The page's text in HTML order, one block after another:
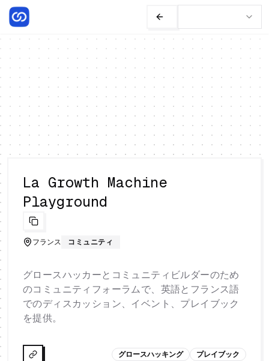
La Growth Machine
Playground
フランス コミュニティ
グロースハッカーとコミュニティビルダーのため
のコミュニティフォーラムで、英語とフランス語
でのディスカッション、イベント、プレイブック
を提供。
グロースハッキング プレイブック